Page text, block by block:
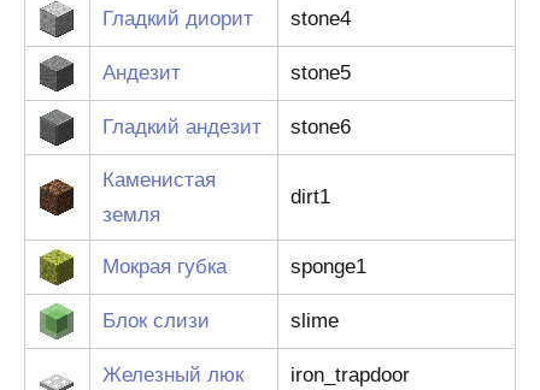
Гладкий диорит stone4
Андезит stone5
Гладкий андезит stone6
Каменистая
земля
dirt1
Мокрая губка sponge1
Блок слизи slime
Железный люк iron_trapdoor